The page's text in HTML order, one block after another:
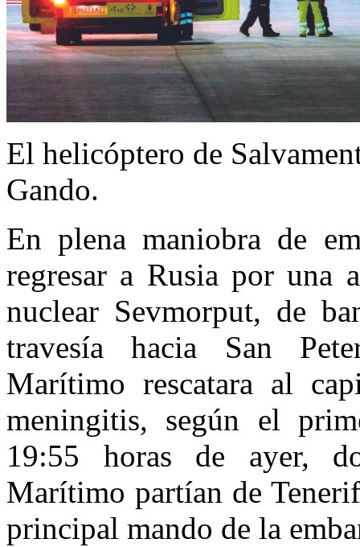
El helicóptero de
Gando.
En plena maniobra de
regresar a Rusia por una
nuclear Sevmorput, de
travesía hacia San
Marítimo rescatara al
meningitis, según el
19:55 horas de ayer,
Marítimo partían de
principal mando de la